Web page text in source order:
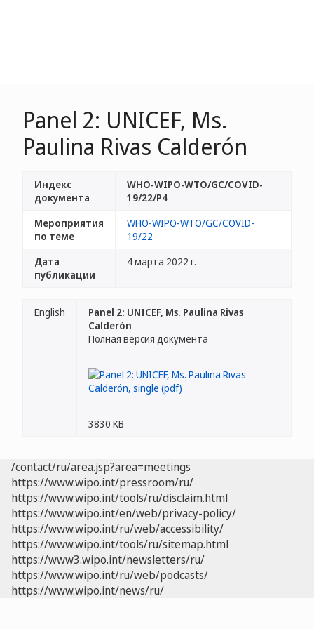
Panel 2: UNICEF, Ms.
Paulina Rivas Calderón
Индекс
документа
WHO-WIPO-WTO/GC/COVID-
19/22/P4
Мероприятия
по теме
WHO-WIPO-WTO/GC/COVID-
19/22
Дата
публикации
4 марта 2022 г.
English
Panel 2: UNICEF, Ms. Paulina Rivas
Calderón
Полная версия документа
3830 KB
/contact/ru/area.jsp?area=meetings
https://www.wipo.int/pressroom/ru/
https://www.wipo.int/tools/ru/disclaim.html
https://www.wipo.int/en/web/privacy-policy/
https://www.wipo.int/ru/web/accessibility/
https://www.wipo.int/tools/ru/sitemap.html
https://www3.wipo.int/newsletters/ru/
https://www.wipo.int/ru/web/podcasts/
https://www.wipo.int/news/ru/